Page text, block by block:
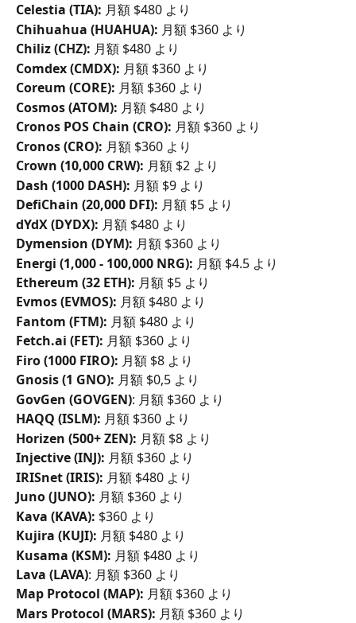
Celestia (TIA): 月額 $480 より
Chihuahua (HUAHUA): 月額 $360 より
Chiliz (CHZ): 月額 $480 より
Comdex (CMDX): 月額 $360 より
Coreum (CORE): 月額 $360 より
Cosmos (ATOM): 月額 $480 より
Cronos POS Chain (CRO): 月額 $360 より
Cronos (CRO): 月額 $360 より
Crown (10,000 CRW): 月額 $2 より
Dash (1000 DASH): 月額 $9 より
DefiChain (20,000 DFI): 月額 $5 より
dYdX (DYDX): 月額 $480 より
Dymension (DYM): 月額 $360 より
Energi (1,000 - 100,000 NRG): 月額 $4.5 より
Ethereum (32 ETH): 月額 $5 より
Evmos (EVMOS): 月額 $480 より
Fantom (FTM): 月額 $480 より
Fetch.ai (FET): 月額 $360 より
Firo (1000 FIRO): 月額 $8 より
Gnosis (1 GNO): 月額 $0,5 より
GovGen (GOVGEN): 月額 $360 より
HAQQ (ISLM): 月額 $360 より
​Horizen (500+ ZEN): 月額 $8 より
Injective (INJ): 月額 $360 より
IRISnet (IRIS): 月額 $480 より
Juno (JUNO): 月額 $360 より
Kava (KAVA): $360 より
Kujira (KUJI): 月額 $480 より
Kusama (KSM): 月額 $480 より
Lava (LAVA): 月額 $360 より
Map Protocol (MAP): 月額 $360 より
Mars Protocol (MARS): 月額 $360 より